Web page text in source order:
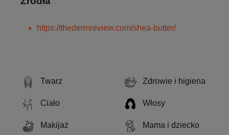
Twarz Zdrowie i higiena
Ciało Włosy
Makijaż Mama i dziecko
https://thedermreview.com/shea-butter/